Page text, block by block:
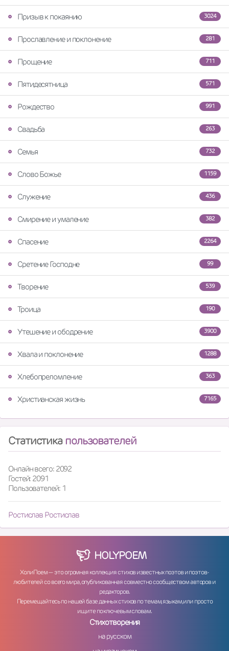
3024
Призыв к покаянию
281
Прославление и поклонение
711
Прощение
571
Пятидесятница
991
Рождество
263
Свадьба
732
Семья
1159
Слово Божье
436
Служение
382
Смирение и умаление
2264
Спасение
99
Сретение Господне
539
Творение
190
Троица
3900
Утешение и ободрение
1288
Хвала и поклонение
363
Хлебопреломление
7165
Христианская жизнь
Статистика пользователей
Онлайн всего: 2092
Гостей: 2091
Пользователей: 1
Ростислав Ростислав
HOLYPOEM
ХолиПоем — это огромная коллекция стихов известных поэтов и поэтов-
любителей со всего мира, опубликованная совместно сообществом авторов и
редакторов.
Перемещайтесь по нашей базе данных стихов по темам, языкам, или просто
ищите по ключевым словам.
Стихотворения
на русском